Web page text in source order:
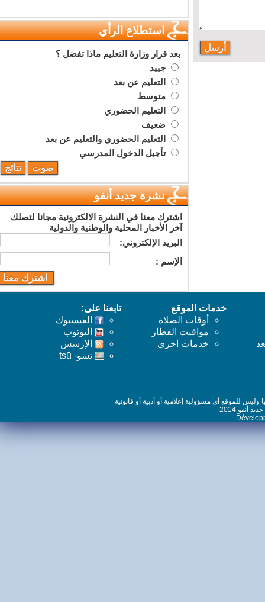
استطلاع الرأي
بعد قرار وزارة التعليم ماذا تفضل ؟
جييد
التعليم عن بعد
متوسط
التعليم الحضوري
ضعيف
التعليم الحضوري والتعليم عن بعد
تأجيل الدخول المدرسي
نشرة جديد أنفو
اشترك معنا في النشرة الالكترونية مجانا لتصلك
آخر الأخبار المحلية والوطنية والدولية
البريد اﻹلكتروني:
اﻹسم :
خدمات الموقع
أوقات الصلاة
مواقيت القطار
خدمات اخرى
تابعنا على:
الفيسبوك
اليوتوب
اﻹرسس
تسو- tsū
للموقع أي مسؤولية إعلامية أو أدبية أو قانونية
2014